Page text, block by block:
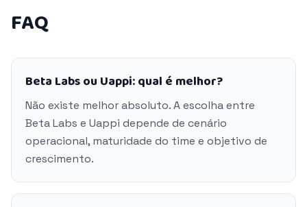
FAQ
Beta Labs ou Uappi: qual é melhor?
Não existe melhor absoluto. A escolha entre
Beta Labs e Uappi depende de cenário
operacional, maturidade do time e objetivo de
crescimento.